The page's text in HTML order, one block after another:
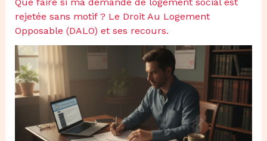
rejetée sans motif ? Le Droit Au Logement
Opposable (DALO) et ses recours.